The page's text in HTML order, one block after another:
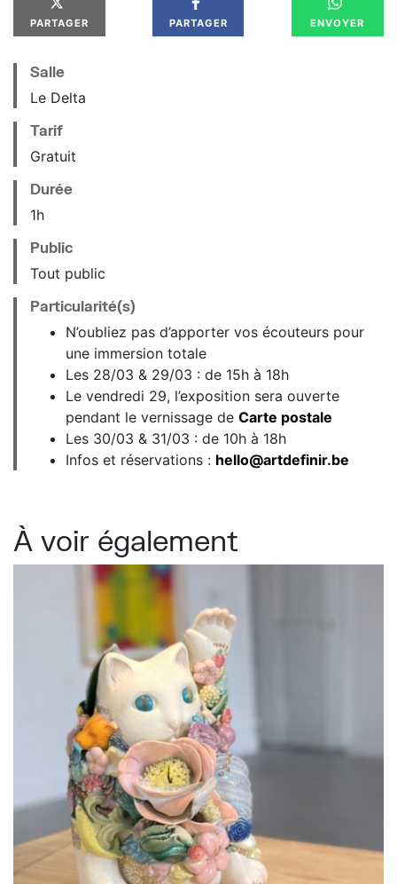
PARTAGER PARTAGER ENVOYER
Salle
Le Delta
Tarif
Gratuit
Durée
1h
Public
Tout public
Particularité(s)
N’oubliez pas d’apporter vos écouteurs pour
une immersion totale
Les 28/03 & 29/03 : de 15h à 18h
Le vendredi 29, l’exposition sera ouverte
pendant le vernissage de Carte postale
Les 30/03 & 31/03 : de 10h à 18h
Infos et réservations : hello@artdefinir.be
À voir également